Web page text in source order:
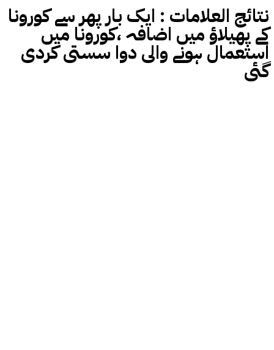
نتائج العلامات : ایک بار پھر سے کورونا
کے پھیلاؤ میں اضافہ ،کورونا میں
استعمال ہونے والی دوا سستی کردی
گئی